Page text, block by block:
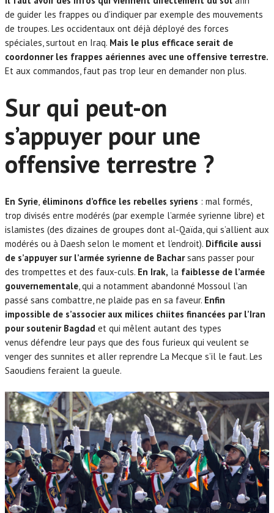
de guider les frappes ou d’indiquer par exemple des mouvements
de troupes. Les occidentaux ont déjà déployé des forces
spéciales, surtout en Iraq. Mais le plus efficace serait de
coordonner les frappes aériennes avec une offensive terrestre.
Et aux commandos, faut pas trop leur en demander non plus.
Sur qui peut-on
s’appuyer pour une
offensive terrestre ?
En Syrie, éliminons d’office les rebelles syriens : mal formés,
trop divisés entre modérés (par exemple l’armée syrienne libre) et
islamistes (des dizaines de groupes dont al-Qaïda, qui s’allient aux
modérés ou à Daesh selon le moment et l’endroit). Difficile aussi
de s’appuyer sur l’armée syrienne de Bacharsans passer pour
des trompettes et des faux-culs. En Irak, la faiblesse de l’armée
gouvernementale, qui a notamment abandonné Mossoul l’an
passé sans combattre, ne plaide pas en sa faveur. Enfin
impossible de s’associer aux milices chiites financées par l’Iran
pour soutenir Bagdad et qui mêlent autant des types
venus défendre leur pays que des fous furieux qui veulent se
venger des sunnites et aller reprendre La Mecque s’il le faut. Les
Saoudiens feraient la gueule.